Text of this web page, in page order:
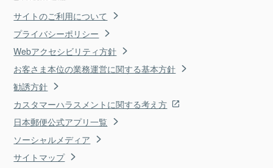
サイトのご利用について
プライバシーポリシー
Webアクセシビリティ方針
お客さま本位の業務運営に関する基本方針
勧誘方針
カスタマーハラスメントに関する考え方
日本郵便公式アプリ一覧
ソーシャルメディア
サイトマップ